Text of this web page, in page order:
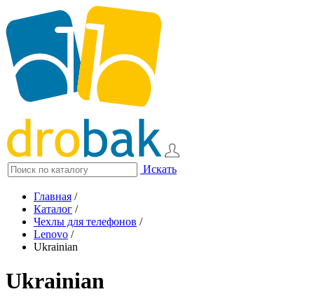
Искать
Главная /
Каталог /
Чехлы для телефонов /
Lenovo /
Ukrainian
Ukrainian